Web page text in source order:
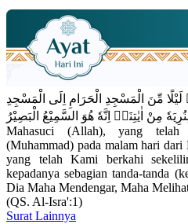
مِّنَ الْمَسْجِدِ الْحَرَامِ اِلَى الْمَسْجِدِ
مِنْ اٰيٰتِنَاۗ اِنَّهٗ هُوَ السَّمِيْعُ الْبَصِيْرُ
Mahasuci (Allah), yang telah
(Muhammad) pada malam hari
yang telah Kami berkahi
kepadanya sebagian tanda-tanda
Dia Maha Mendengar, Maha
(QS. Al-Isra':1)
Surat Lainnya